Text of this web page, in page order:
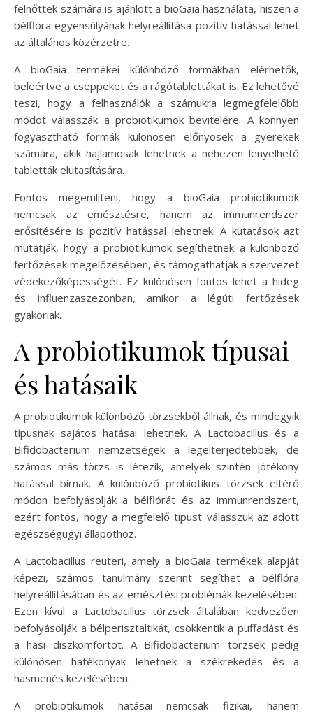
felnőttek számára is ajánlott a bioGaia használata, hiszen a
bélflóra egyensúlyának helyreállítása pozitív hatással lehet
az általános közérzetre.
A bioGaia termékei különböző formákban elérhetők,
beleértve a cseppeket és a rágótablettákat is. Ez lehetővé
teszi, hogy a felhasználók a számukra legmegfelelőbb
módot válasszák a probiotikumok bevitelére. A könnyen
fogyasztható formák különösen előnyösek a gyerekek
számára, akik hajlamosak lehetnek a nehezen lenyelhető
tabletták elutasítására.
Fontos megemlíteni, hogy a bioGaia probiotikumok
nemcsak az emésztésre, hanem az immunrendszer
erősítésére is pozitív hatással lehetnek. A kutatások azt
mutatják, hogy a probiotikumok segíthetnek a különböző
fertőzések megelőzésében, és támogathatják a szervezet
védekezőképességét. Ez különösen fontos lehet a hideg
és influenzaszezonban, amikor a légúti fertőzések
gyakoriak.
A probiotikumok típusai
és hatásaik
A probiotikumok különböző törzsekből állnak, és mindegyik
típusnak sajátos hatásai lehetnek. A Lactobacillus és a
Bifidobacterium nemzetségek a legelterjedtebbek, de
számos más törzs is létezik, amelyek szintén jótékony
hatással bírnak. A különböző probiotikus törzsek eltérő
módon befolyásolják a bélflórát és az immunrendszert,
ezért fontos, hogy a megfelelő típust válasszuk az adott
egészségügyi állapothoz.
A Lactobacillus reuteri, amely a bioGaia termékek alapját
képezi, számos tanulmány szerint segíthet a bélflóra
helyreállításában és az emésztési problémák kezelésében.
Ezen kívül a Lactobacillus törzsek általában kedvezően
befolyásolják a bélperisztaltikát, csökkentik a puffadást és
a hasi diszkomfortot. A Bifidobacterium törzsek pedig
különösen hatékonyak lehetnek a székrekedés és a
hasmenés kezelésében.
A probiotikumok hatásai nemcsak fizikai, hanem